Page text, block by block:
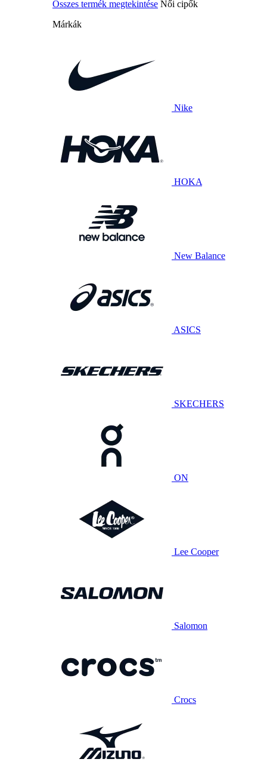
Összes termék megtekintése Női cipők
Márkák
Nike
HOKA
New Balance
ASICS
SKECHERS
ON
Lee Cooper
Salomon
Crocs